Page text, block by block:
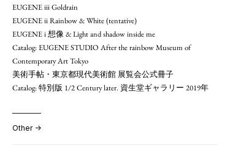
EUGENE iii Goldrain
EUGENE ii Rainbow & White (tentative)
EUGENE i 想像 & Light and shadow inside me
Catalog: EUGENE STUDIO After the rainbow Museum of
Contemporary Art Tokyo
美術手帖・東京都現代美術館 展覧会公式冊子
Catalog: 特別版 1/2 Century later. 資生堂ギャラリー 2019年
Other →